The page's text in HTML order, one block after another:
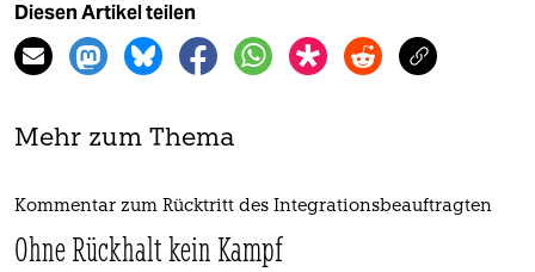
Diesen Artikel teilen
Mehr zum Thema
Kommentar zum Rücktritt des Integrationsbeauftragten
Ohne Rückhalt kein Kampf